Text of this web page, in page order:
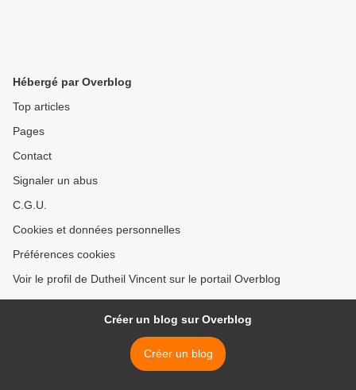
Hébergé par Overblog
Top articles
Pages
Contact
Signaler un abus
C.G.U.
Cookies et données personnelles
Préférences cookies
Voir le profil de Dutheil Vincent sur le portail Overblog
Créer un blog sur Overblog
Créer un blog